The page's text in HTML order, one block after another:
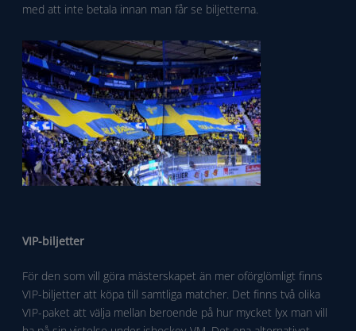
med att inte betala innan man får se biljetterna.
VIP-biljetter
För den som vill göra mästerskapet än mer oförglömligt finns
VIP-biljetter att köpa till samtliga matcher. Det finns två olika
VIP-paket att välja mellan beroende på hur mycket lyx man vill